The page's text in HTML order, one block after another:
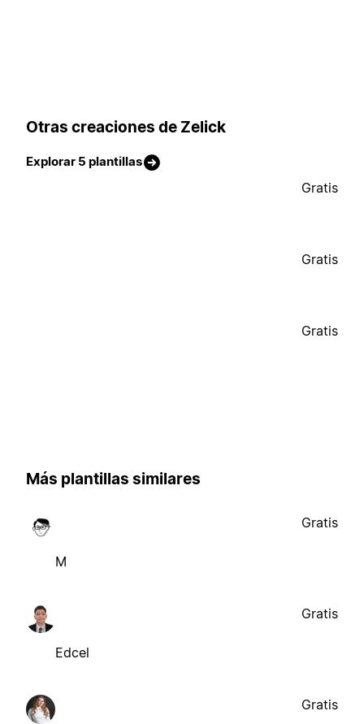
Otras creaciones de Zelick
Explorar 5 plantillas
Gratis
Gratis
Gratis
Más plantillas similares
M
Gratis
Edcel
Gratis
Gratis